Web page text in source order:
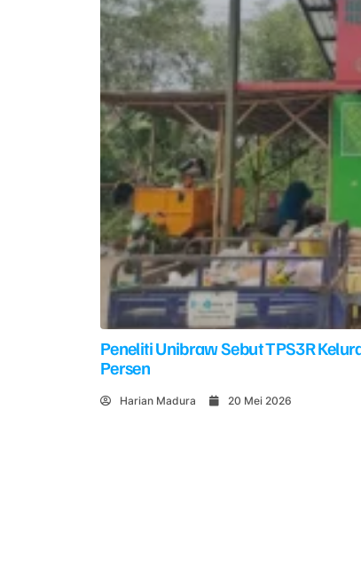
Peneliti Unibraw Sebut TPS3R
Persen
Harian Madura 20 Mei 2026